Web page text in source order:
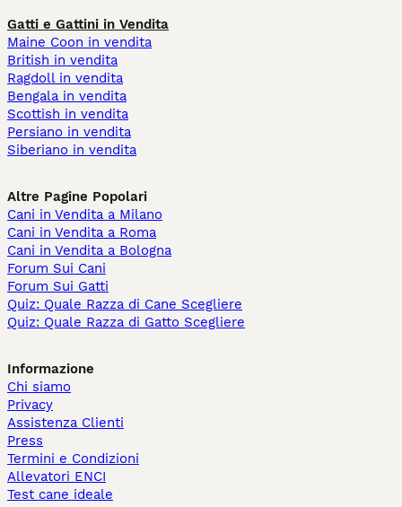
Gatti e Gattini in Vendita
Maine Coon in vendita
British in vendita
Ragdoll in vendita
Bengala in vendita
Scottish in vendita
Persiano in vendita
Siberiano in vendita
Altre Pagine Popolari
Cani in Vendita a Milano
Cani in Vendita a Roma
Cani in Vendita a Bologna
Forum Sui Cani
Forum Sui Gatti
Quiz: Quale Razza di Cane Scegliere
Quiz: Quale Razza di Gatto Scegliere
Informazione
Chi siamo
Privacy
Assistenza Clienti
Press
Termini e Condizioni
Allevatori ENCI
Test cane ideale